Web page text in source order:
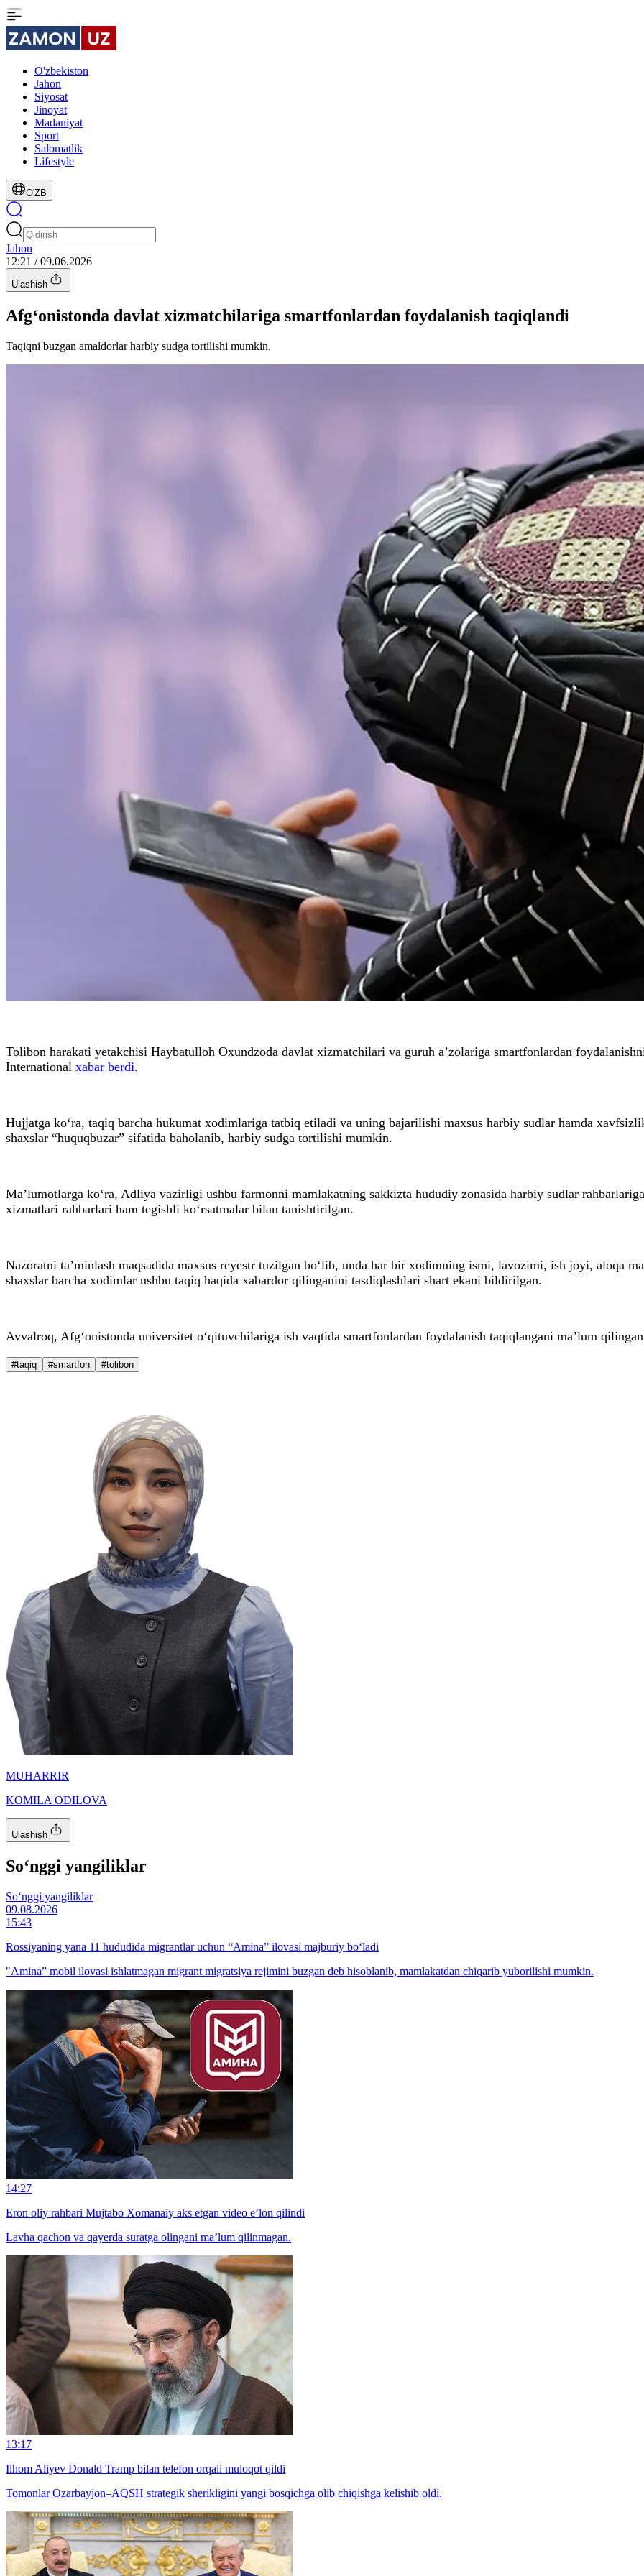
O'zbekiston
Jahon
Siyosat
Jinoyat
Madaniyat
Sport
Salomatlik
Lifestyle
O'ZB
Jahon
12:21 / 09.06.2026
Ulashish
Afg‘onistonda davlat xizmatchilariga smartfonlardan foydalanish taqiqlandi
Taqiqni buzgan amaldorlar harbiy sudga tortilishi mumkin.
Tolibon harakati yetakchisi Haybatulloh Oxundzoda davlat xizmatchilari va guruh a’zolariga smartfonlardan
International xabar berdi.
Hujjatga ko‘ra, taqiq barcha hukumat xodimlariga tatbiq etiladi va uning bajarilishi maxsus harbiy sudlar hamda
shaxslar “huquqbuzar” sifatida baholanib, harbiy sudga tortilishi mumkin.
Ma’lumotlarga ko‘ra, Adliya vazirligi ushbu farmonni mamlakatning sakkizta hududiy zonasida harbiy sudlar
xizmatlari rahbarlari ham tegishli ko‘rsatmalar bilan tanishtirilgan.
Nazoratni ta’minlash maqsadida maxsus reyestr tuzilgan bo‘lib, unda har bir xodimning ismi, lavozimi, ish joyi, aloqa
shaxslar barcha xodimlar ushbu taqiq haqida xabardor qilinganini tasdiqlashlari shart ekani bildirilgan.
Avvalroq, Afg‘onistonda universitet o‘qituvchilariga ish vaqtida smartfonlardan foydalanish taqiqlangani ma’lum qilingan
#taqiq #smartfon #tolibon
MUHARRIR
KOMILA ODILOVA
Ulashish
So‘nggi yangiliklar
So‘nggi yangiliklar
09.08.2026
15:43
Rossiyaning yana 11 hududida migrantlar uchun “Amina” ilovasi majburiy bo‘ladi
"Amina” mobil ilovasi ishlatmagan migrant migratsiya rejimini buzgan deb hisoblanib, mamlakatdan chiqarib yuborilishi mumkin.
14:27
Eron oliy rahbari Mujtabo Xomanaiy aks etgan video e’lon qilindi
Lavha qachon va qayerda suratga olingani ma’lum qilinmagan.
13:17
Ilhom Aliyev Donald Tramp bilan telefon orqali muloqot qildi
Tomonlar Ozarbayjon–AQSH strategik sherikligini yangi bosqichga olib chiqishga kelishib oldi.